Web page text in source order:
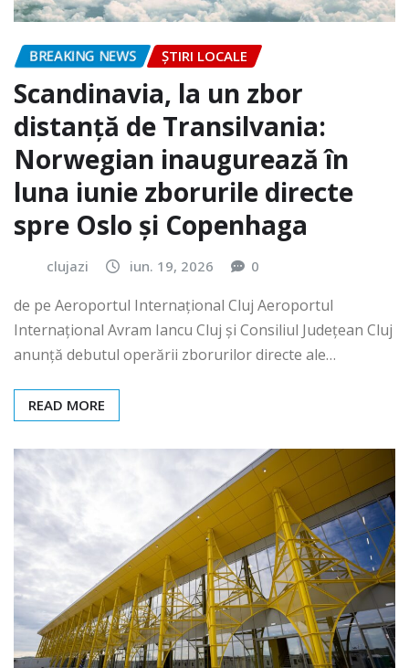
BREAKING NEWS ȘTIRI LOCALE
Scandinavia, la un zbor
distanță de Transilvania:
Norwegian inaugurează în
luna iunie zborurile directe
spre Oslo și Copenhaga
clujazi iun. 19, 2026 0
de pe Aeroportul Internaţional Cluj Aeroportul
Internațional Avram Iancu Cluj și Consiliul Județean Cluj
anunță debutul operării zborurilor directe ale…
READ MORE